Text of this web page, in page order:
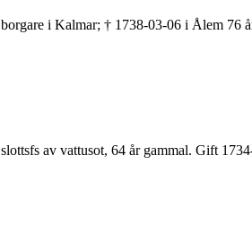
i Kalmar; † 1738-03-06 i Ålem 76
av vattusot, 64 år gammal. Gift